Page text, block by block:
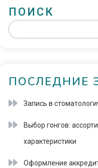
ПОИСК
ПОСЛЕДНИЕ
Запись в
Выбор гонгов:
характеристики
Оформление